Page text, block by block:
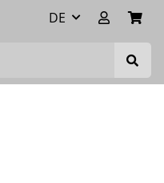
DE